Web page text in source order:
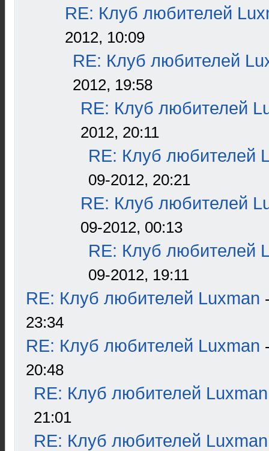
RE: Клуб любителей
2012, 10:09
RE: Клуб любителей
2012, 19:58
RE: Клуб любителей
2012, 20:11
RE: Клуб любителей
09-2012, 20:21
RE: Клуб любителей
09-2012, 00:13
RE: Клуб любителей
09-2012, 19:11
RE: Клуб любителей Luxman
23:34
RE: Клуб любителей Luxman
20:48
RE: Клуб любителей Luxman
21:01
RE: Клуб любителей Luxman